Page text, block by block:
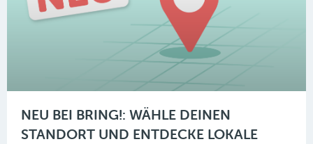
NEU BEI BRING!: WÄHLE DEINEN
STANDORT UND ENTDECKE LOKALE